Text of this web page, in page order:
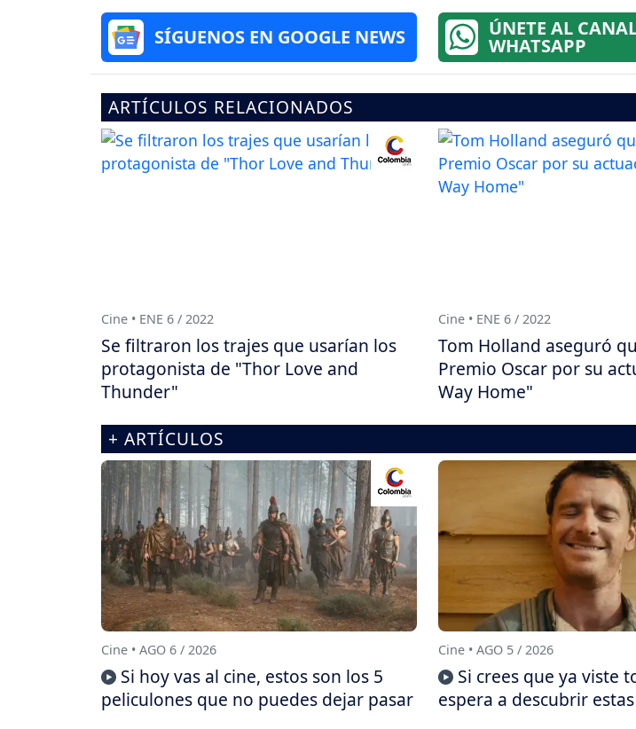
SÍGUENOS EN GOOGLE NEWS ÚNETE AL
WHATSAPP
ARTÍCULOS RELACIONADOS
Cine • ENE 6 / 2022
Se filtraron los trajes que usarían los
protagonista de "Thor Love and
Thunder"
Cine • ENE 6 / 2022
Tom Holland aseguró
Premio Oscar por su
Way Home"
+ ARTÍCULOS
Cine • AGO 6 / 2026
Si hoy vas al cine, estos son los 5
peliculones que no puedes dejar pasar
Cine • AGO 5 / 2026
Si crees que ya viste
espera a descubrir